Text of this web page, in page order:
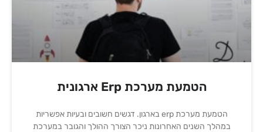
הטמעת מערכת Erp ארגונית
הטמעת מערכת erp בארגון. דגשים חשובים ובעיות אפשריות
במהלך השנים האחרונות ניכר הצורך ההולך והגובר במערכת